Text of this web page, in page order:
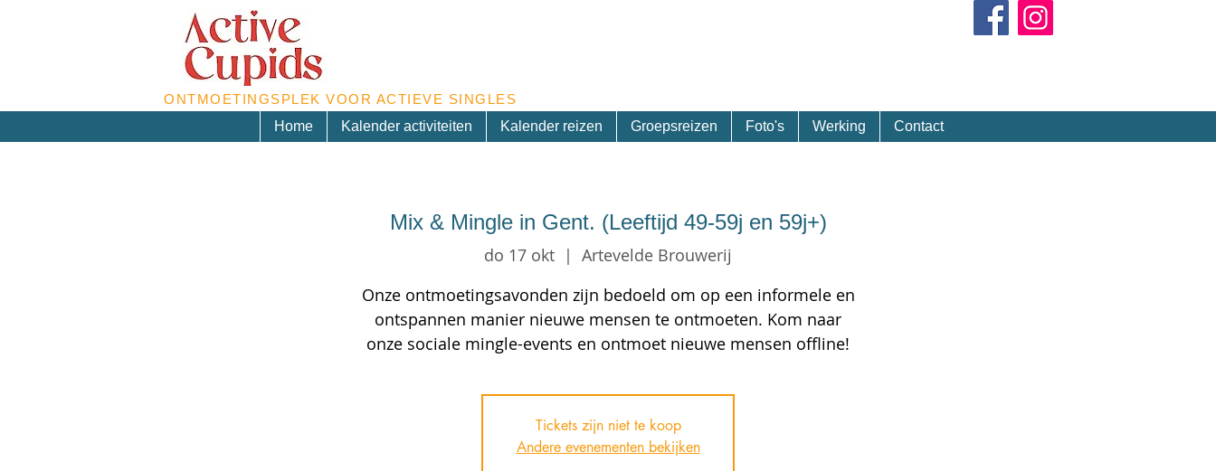
ONTMOETINGSPLEK VOOR ACTIEVE SINGLES
Home
Kalender activiteiten Kalender reizen Groepsreizen Foto's Werking Contact
Mix & Mingle in Gent. (Leeftijd 49-59j en 59j+)
do 17 okt
  |
Artevelde Brouwerij
Onze ontmoetingsavonden zijn bedoeld om op een informele en
ontspannen manier nieuwe mensen te ontmoeten. Kom naar
onze sociale mingle-events en ontmoet nieuwe mensen offline!
Tickets zijn niet te koop
Andere evenementen bekijken